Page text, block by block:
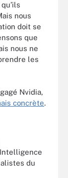
nous
doit se
que
nous ne
les
Nvidia,
concrète.
du